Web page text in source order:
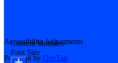
Accessibility Adjustments
Powered by OneTap
Content Modules
Font Size